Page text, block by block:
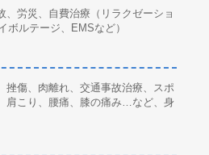
、労災、自費治療（リラクゼーショ
ボルテージ、EMSなど）
挫傷、肉離れ、交通事故治療、スポ
肩こり、腰痛、膝の痛み…など、身